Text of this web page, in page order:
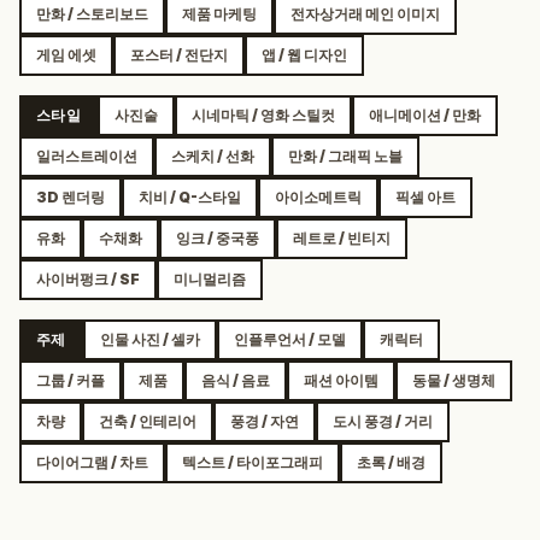
만화 / 스토리보드 제품 마케팅 전자상거래 메인 이미지
게임 에셋 포스터 / 전단지 앱 / 웹 디자인
스타일 사진술 시네마틱 / 영화 스틸컷 애니메이션 / 만화
일러스트레이션 스케치 / 선화 만화 / 그래픽 노블
3D 렌더링 치비 / Q-스타일 아이소메트릭 픽셀 아트
유화 수채화 잉크 / 중국풍 레트로 / 빈티지
사이버펑크 / SF 미니멀리즘
주제 인물 사진 / 셀카 인플루언서 / 모델 캐릭터
그룹 / 커플 제품 음식 / 음료 패션 아이템 동물 / 생명체
차량 건축 / 인테리어 풍경 / 자연 도시 풍경 / 거리
다이어그램 / 차트 텍스트 / 타이포그래피 초록 / 배경